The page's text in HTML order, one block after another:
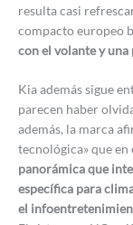
resulta casi
compacto europeo
con el volante y
Kia además sigue
parecen haber
además, la marca
tecnológica» que en
panorámica que
específica para
el